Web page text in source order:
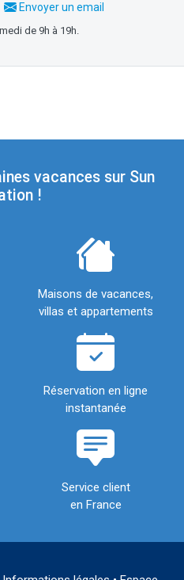
Envoyer un email
de 9h à 19h.
vacances sur Sun
!
Maisons de vacances,
villas et appartements
Réservation en ligne
instantanée
Service client
en France